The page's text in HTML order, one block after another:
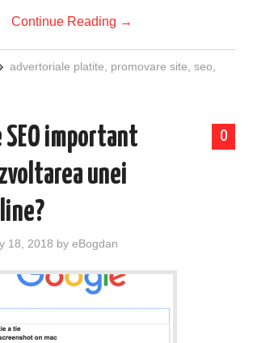
Continue Reading →
advertoriale platite promovare site seo
0
SEO important
unei
18, 2018 byeBogdan